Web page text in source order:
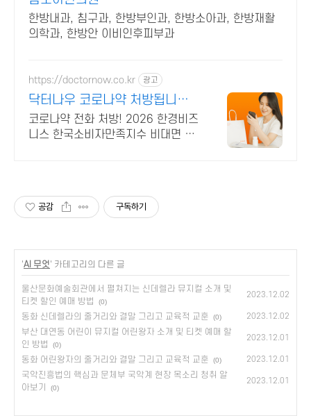
한방내과, 침구과, 한방부인과, 한방소아과, 한방재활
의학과, 한방안 이비인후피부과
https://doctornow.co.kr 광고
닥터나우 코로나약 처방됩니다
365일 24시간 진료가능
코로나약 전화 처방! 2026 한경비즈
니스 한국소비자만족지수 비대면 진
공감 구독하기
'AI 무엇' 카테고리의 다른 글
울산문화예술회관에서 펼쳐지는 신데렐라 뮤지컬 소개 및
티켓 할인 예매 방법
(0)
2023.12.02
동화 신데렐라의 줄거리와 결말 그리고 교육적 교훈 (0) 2023.12.02
부산 대연동 어린이 뮤지컬 어린왕자 소개 및 티켓 예매 할
인 방법
(0)
2023.12.01
동화 어린왕자의 줄거리와 결말 그리고 교육적 교훈 (0) 2023.12.01
국악진흥법의 핵심과 문체부 국악계 현장 목소리 청취 알
아보기
(0)
2023.12.01